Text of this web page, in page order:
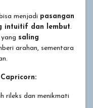
menjadi pasangan
intuitif dan lembut.
saling
arahan, sementara
rileks dan menikmati